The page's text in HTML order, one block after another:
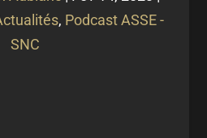
, Podcast ASSE -
SNC